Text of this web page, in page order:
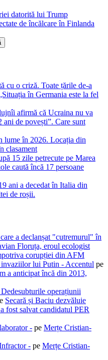
datorită lui Trump
de încălcare în Finlanda
cu o criză. Toate țările de-a
în Germania este la fel
afirmă că Ucraina nu va
de povești”. Care sunt
lume în 2026. Locația din
clasament
15 zile petrecute pe Marea
caută încă 17 persoane
ani a decedat în Italia din
de roșii.
a declanșat "cutremurul" în
Floruța, eroul ecologist
corupției din AFM
lui Putin - Accentul pe
a anticipat încă din 2013,
operațiunii
Secară și Baciu dezvăluie
fost salvat candidatul PER
- pe Merțe Cristian-
- pe Merțe Cristian-